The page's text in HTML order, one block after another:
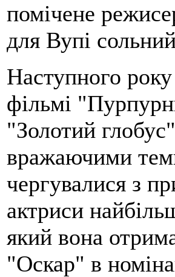
помічене
для Вупі
Наступного
фільмі
"Золотий
вражаючими
чергувалися з
актриси
який вона
"Оскар" в